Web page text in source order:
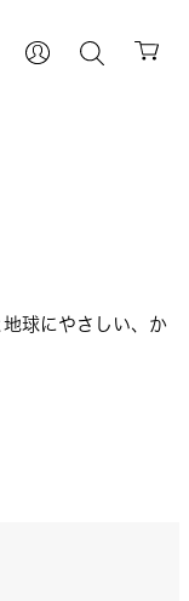
球にやさしい、か